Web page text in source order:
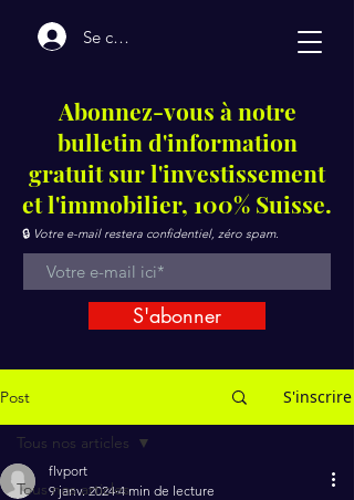
Se connecter
Post S'inscrire
Tous nos articles
Tous nos articles
flvport
9 janv. 2024 4 min de lecture
Abonnez-vous à notre
bulletin d'information
gratuit sur l'investissement
et l'immobilier, 100% Suisse.
🔒 Votre e-mail restera confidentiel, zéro spam.
S'abonner